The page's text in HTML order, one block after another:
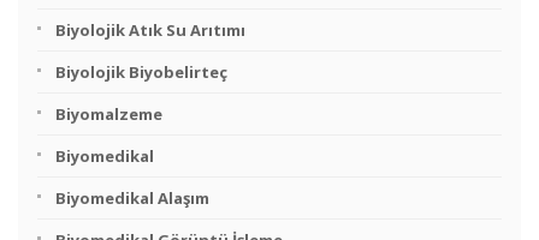
Biyolojik Atık Su Arıtımı
Biyolojik Biyobelirteç
Biyomalzeme
Biyomedikal
Biyomedikal Alaşım